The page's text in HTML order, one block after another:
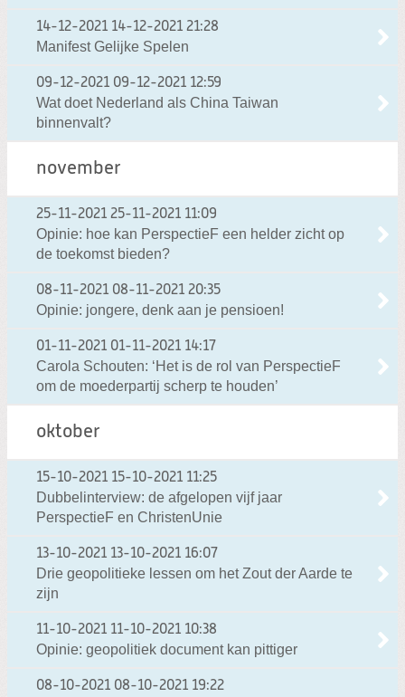
14-12-2021 14-12-2021 21:28
Manifest Gelijke Spelen
09-12-2021 09-12-2021 12:59
Wat doet Nederland als China Taiwan
binnenvalt?
november
25-11-2021 25-11-2021 11:09
Opinie: hoe kan PerspectieF een helder zicht op
de toekomst bieden?
08-11-2021 08-11-2021 20:35
Opinie: jongere, denk aan je pensioen!
01-11-2021 01-11-2021 14:17
Carola Schouten: ‘Het is de rol van PerspectieF
om de moederpartij scherp te houden’
oktober
15-10-2021 15-10-2021 11:25
Dubbelinterview: de afgelopen vijf jaar
PerspectieF en ChristenUnie
13-10-2021 13-10-2021 16:07
Drie geopolitieke lessen om het Zout der Aarde te
zijn
11-10-2021 11-10-2021 10:38
Opinie: geopolitiek document kan pittiger
08-10-2021 08-10-2021 19:22